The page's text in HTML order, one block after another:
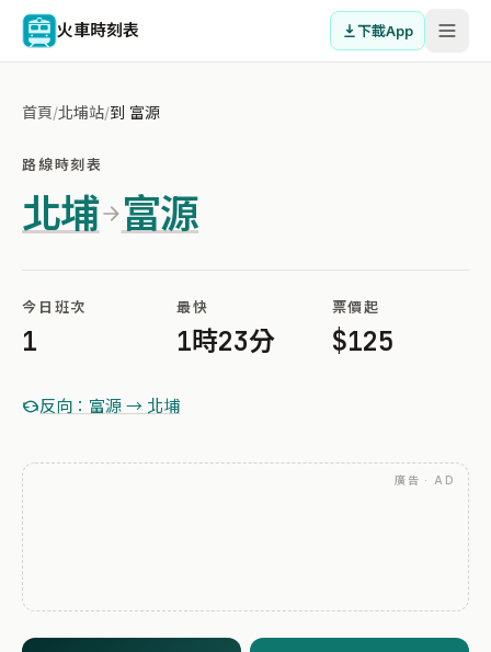
火車時刻表 下載App
首頁/北埔站/到 富源
路線時刻表
北埔 富源
今日班次
1
最快
1時23分
票價起
$125
反向：富源 → 北埔
廣告 · AD